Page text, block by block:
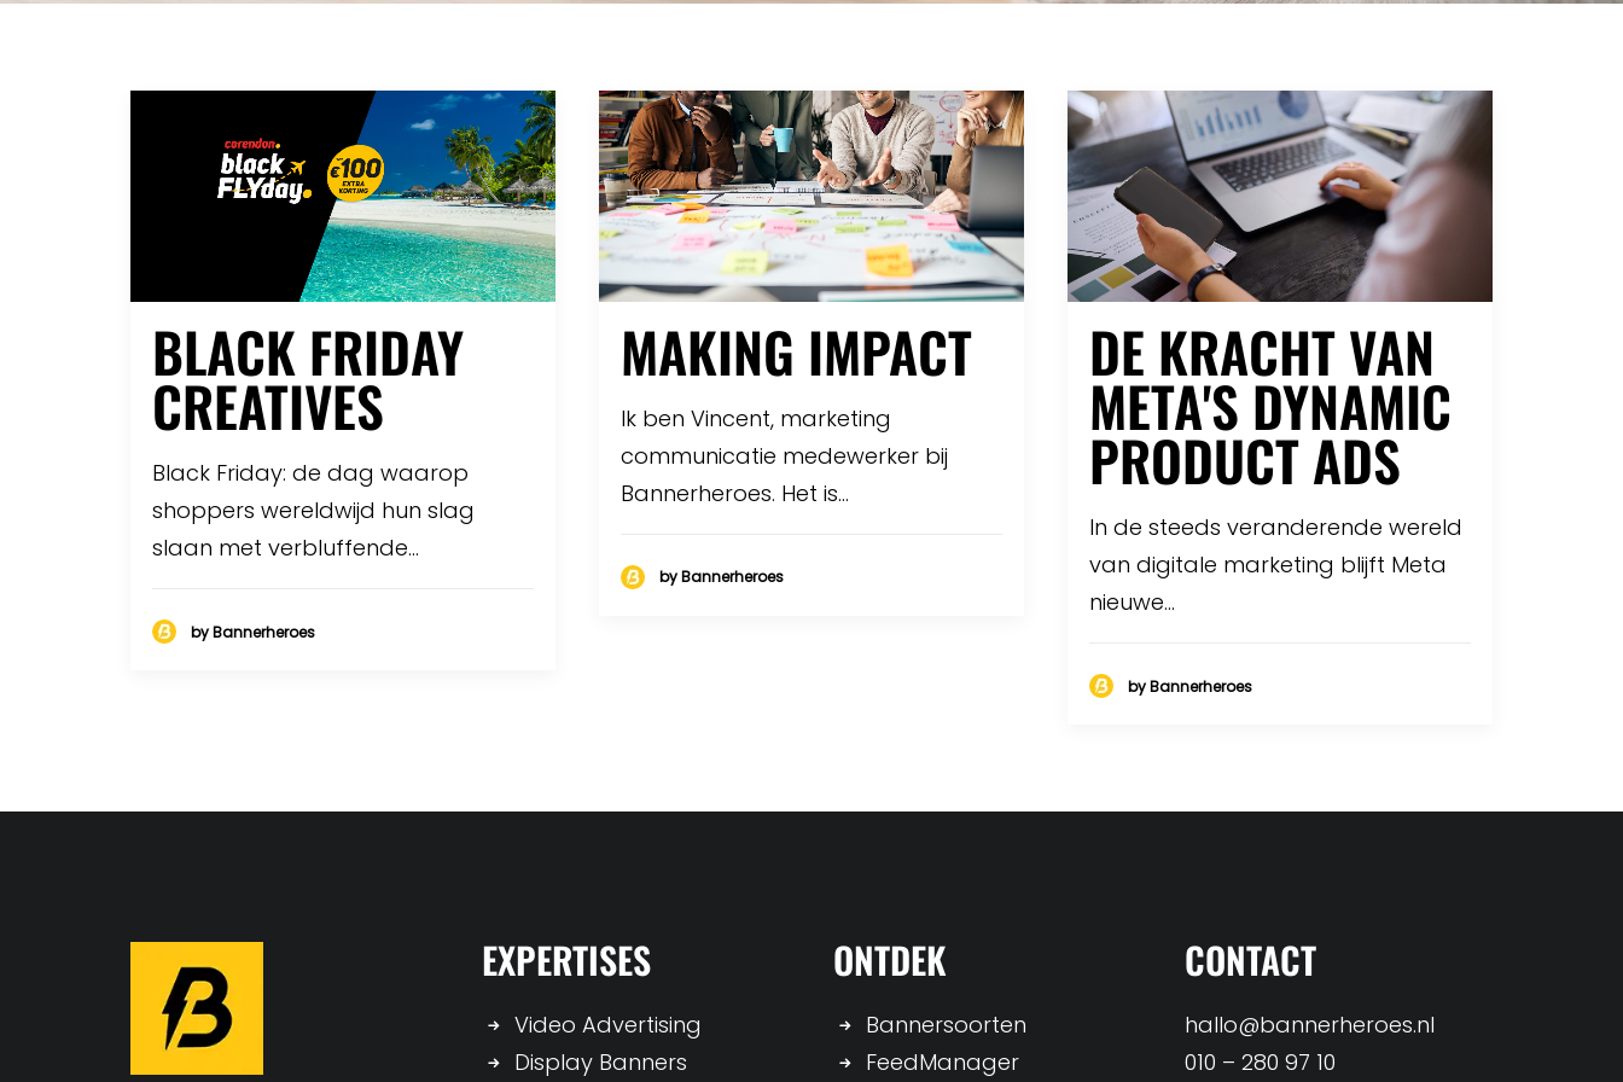
BLACK FRIDAY
CREATIVES
Black Friday: de dag waarop
shoppers wereldwijd hun slag
slaan met verbluffende…
by Bannerheroes
MAKING IMPACT
Ik ben Vincent, marketing
communicatie medewerker bij
Bannerheroes. Het is…
by Bannerheroes
DE KRACHT VAN
META'S DYNAMIC
PRODUCT ADS
In de steeds veranderende wereld
van digitale marketing blijft Meta
nieuwe…
by Bannerheroes
EXPERTISES
Video Advertising
Display Banners
ONTDEK
Bannersoorten
FeedManager
CONTACT
hallo@bannerheroes.nl
010 – 280 97 10